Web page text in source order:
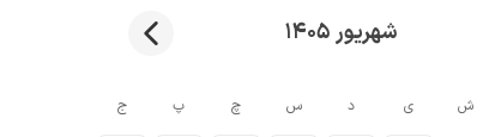
شهریور 1405
ش ی د س چ پ ج